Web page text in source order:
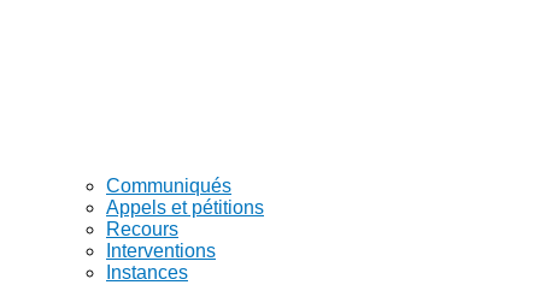
Communiqués
Appels et pétitions
Recours
Interventions
Instances